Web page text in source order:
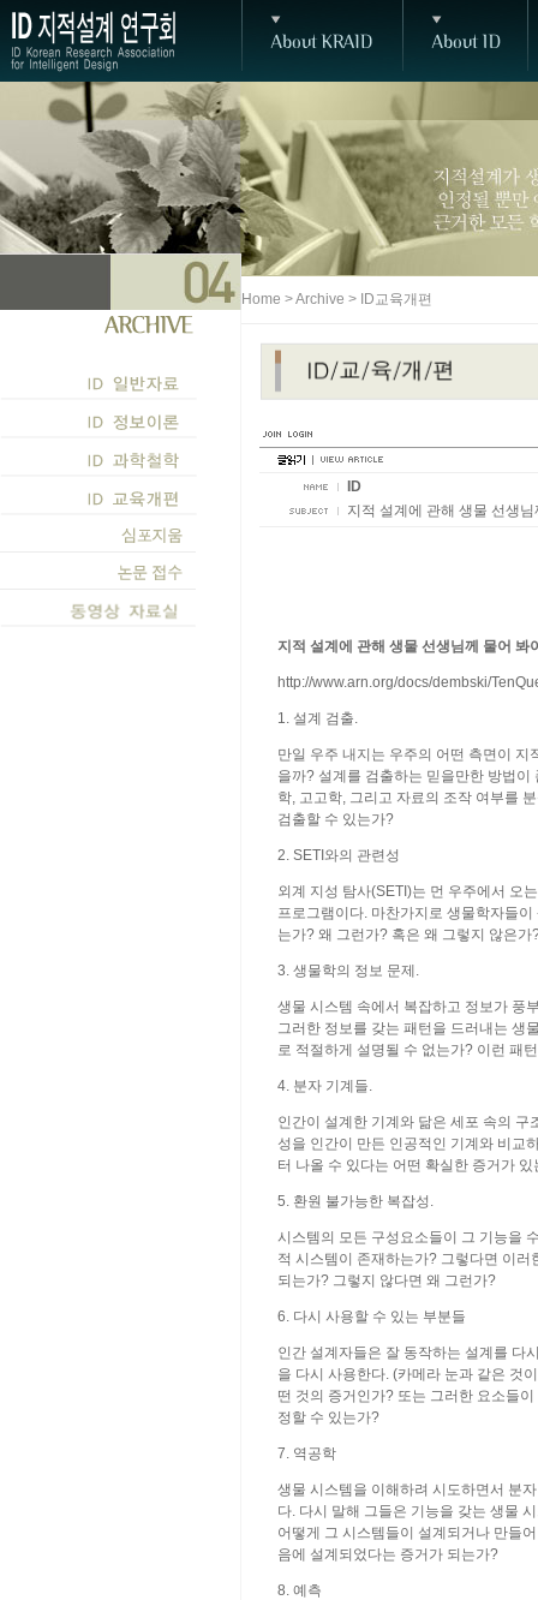
Home > Archive > ID교육개편
ID
지적 설계에 관해 생물 선생
지적 설계에 관해 생물 선생님께 물어 봐
http://www.arn.org/docs/dembski/
1. 설계 검출.
만일 우주 내지는 우주의 어떤 측면이
을까? 설계를 검출하는 믿을만한 방법
학, 고고학, 그리고 자료의 조작 여부를
검출할 수 있는가?
2. SETI와의 관련성
외계 지성 탐사(SETI)는 먼 우주에서 오
프로그램이다. 마찬가지로 생물학자들
는가? 왜 그런가? 혹은 왜 그렇지 않은가
3. 생물학의 정보 문제.
생물 시스템 속에서 복잡하고 정보가 풍
그러한 정보를 갖는 패턴을 드러내는 생
로 적절하게 설명될 수 없는가? 이런 패
4. 분자 기계들.
인간이 설계한 기계와 닮은 세포 속의
성을 인간이 만든 인공적인 기계와 비교
터 나올 수 있다는 어떤 확실한 증거가 있
5. 환원 불가능한 복잡성.
시스템의 모든 구성요소들이 그 기능을
적 시스템이 존재하는가? 그렇다면 이러
되는가? 그렇지 않다면 왜 그런가?
6. 다시 사용할 수 있는 부분들
인간 설계자들은 잘 동작하는 설계를 다
을 다시 사용한다. (카메라 눈과 같은 것
떤 것의 증거인가? 또는 그러한 요소들
정할 수 있는가?
7. 역공학
생물 시스템을 이해하려 시도하면서 분
다. 다시 말해 그들은 기능을 갖는 생물
어떻게 그 시스템들이 설계되거나 만들
음에 설계되었다는 증거가 되는가?
8. 예측